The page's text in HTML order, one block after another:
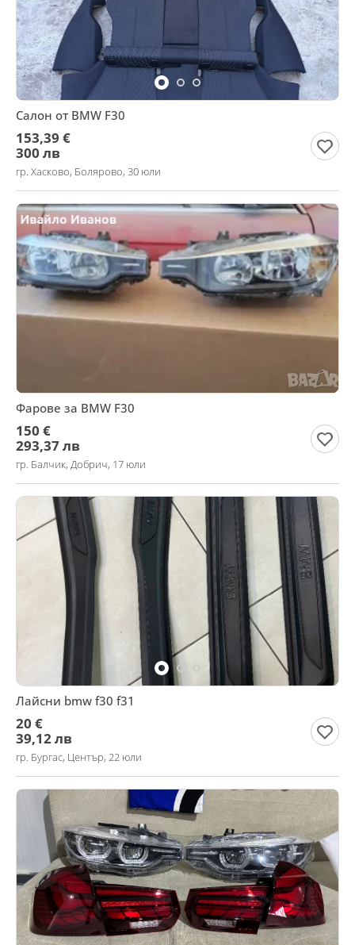
Салон от BMW F30
153,39 €
300 лв
гр. Хасково, Болярово, 30 юли
Фарове за BMW F30
150 €
293,37 лв
гр. Балчик, Добрич, 17 юли
Лайсни bmw f30 f31
20 €
39,12 лв
гр. Бургас, Център, 22 юли